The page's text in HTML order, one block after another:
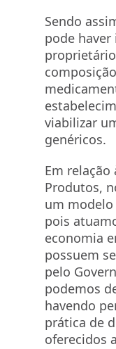
Sendo
pode
viabilizar
genéricos.
Em relação
Produtos,
um
pois
economia
possuem
pelo
podemos
havendo
prática de
oferecidos